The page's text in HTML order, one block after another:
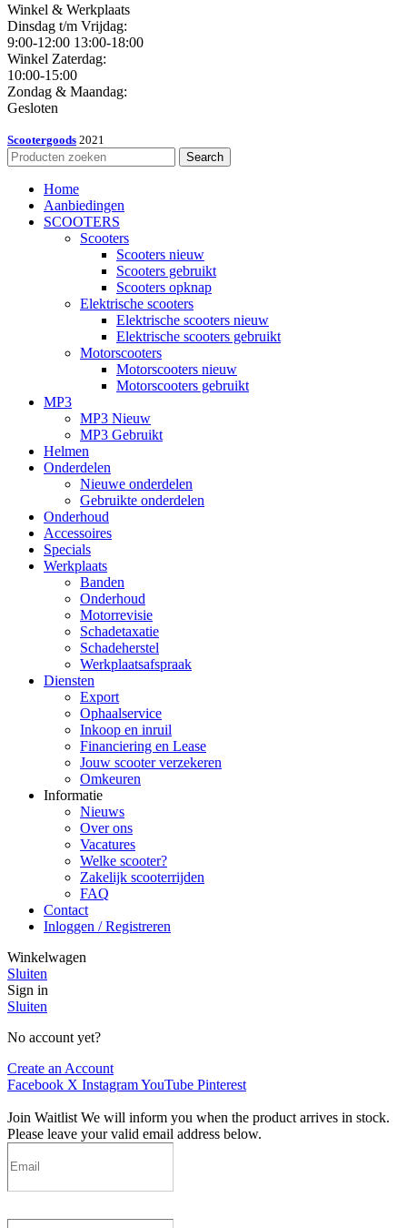
Winkel & Werkplaats
Dinsdag t/m Vrijdag:
9:00-12:00 13:00-18:00
Winkel Zaterdag:
10:00-15:00
Zondag & Maandag:
Gesloten
Scootergoods 2021
Search
Home
Aanbiedingen
SCOOTERS
Scooters
Scooters nieuw
Scooters gebruikt
Scooters opknap
Elektrische scooters
Elektrische scooters nieuw
Elektrische scooters gebruikt
Motorscooters
Motorscooters nieuw
Motorscooters gebruikt
MP3
MP3 Nieuw
MP3 Gebruikt
Helmen
Onderdelen
Nieuwe onderdelen
Gebruikte onderdelen
Onderhoud
Accessoires
Specials
Werkplaats
Banden
Onderhoud
Motorrevisie
Schadetaxatie
Schadeherstel
Werkplaatsafspraak
Diensten
Export
Ophaalservice
Inkoop en inruil
Financiering en Lease
Jouw scooter verzekeren
Omkeuren
Informatie
Nieuws
Over ons
Vacatures
Welke scooter?
Zakelijk scooterrijden
FAQ
Contact
Inloggen / Registreren
Winkelwagen
Sluiten
Sign in
Sluiten
No account yet?
Create an Account
Facebook X InstagramYouTube Pinterest
Join Waitlist We will inform you when the product arrives in stock.
Please leave your valid email address below.